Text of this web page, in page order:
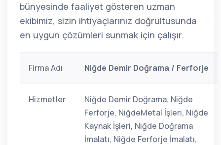
bünyesinde faaliyet gösteren uzman
ekibimiz, sizin ihtiyaçlarınız doğrultusunda
en uygun çözümleri sunmak için çalışır.
Firma Adı Niğde Demir Doğrama / Ferforje
Hizmetler
Niğde Demir Doğrama, Niğde
Ferforje, NiğdeMetal İşleri, Niğde
Kaynak İşleri, Niğde Doğrama
İmalatı, Niğde Ferforje İmalatı,